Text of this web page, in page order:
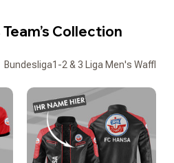
Collection
Bundesliga1-2 & 3 Liga Men's Waffle